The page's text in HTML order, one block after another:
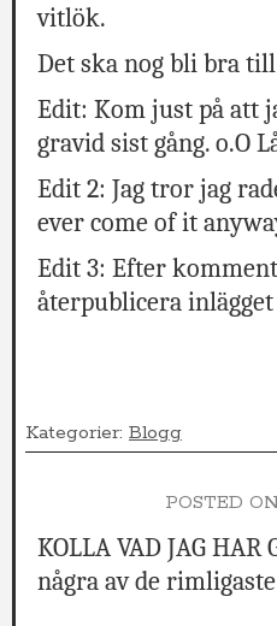
vitlök.
Det ska nog bli bra
Edit: Kom just på att
gravid sist gång. o.O
Edit 2: Jag tror jag
ever come of it
Edit 3: Efter
återpublicera inlägget
Kategorier: Blogg
POSTED
KOLLA VAD JAG
några av de